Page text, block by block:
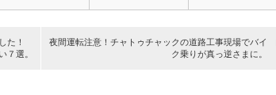
の…
した！
７選。
夜間運転注意！チャトゥチャックの道路工事現場でバイ
ク乗りが真っ逆さまに。